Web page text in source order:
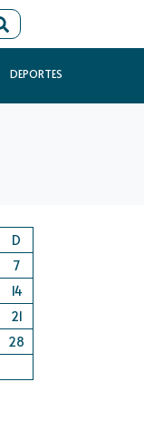
DEPORTES
D
7
14
21
28